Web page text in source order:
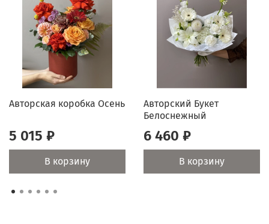
великолепным дополнением к любому празднику и
подарит радость вашим близким.
Оперативная доставка Мы гарантируем быструю и
надежную доставку, чтобы ваш букет был свежим и
безупречным.
Подарите радость и эмоции с нашим авторским
Авторская коробка Осень
5 015 ₽
В корзину
Авторский Букет
Белоснежный
6 460 ₽
В корзину